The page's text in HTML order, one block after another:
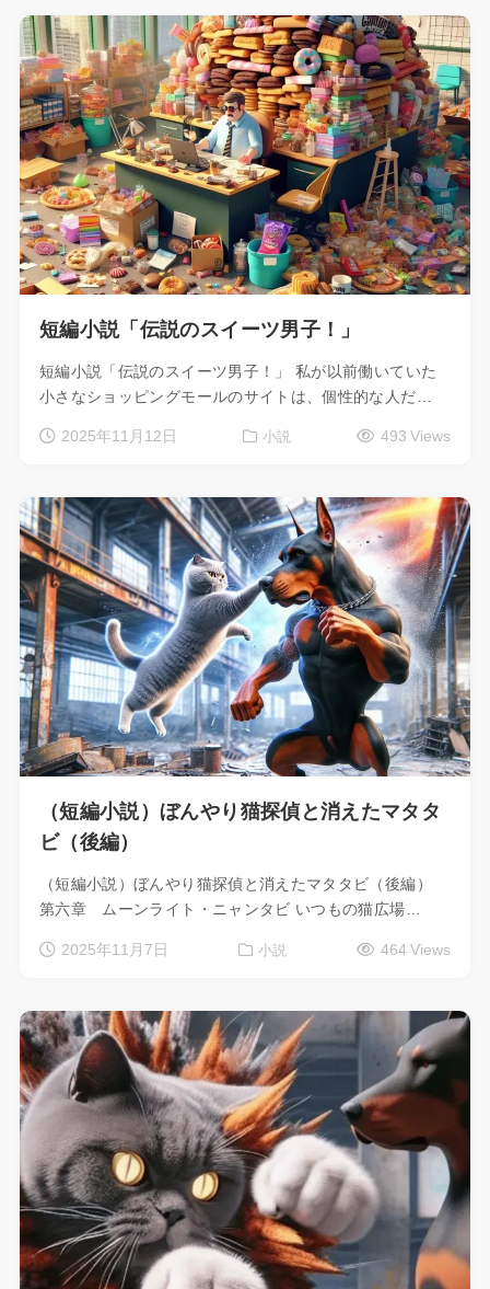
短編小説「伝説のスイーツ男子！」
短編小説「伝説のスイーツ男子！」 私が以前働いていた
小さなショッピングモールのサイトは、個性的な人だ…
2025年11月12日 小説 493 Views
（短編小説）ぼんやり猫探偵と消えたマタタ
ビ（後編）
（短編小説）ぼんやり猫探偵と消えたマタタビ（後編）
第六章 ムーンライト・ニャンタビ いつもの猫広場…
2025年11月7日 小説 464 Views